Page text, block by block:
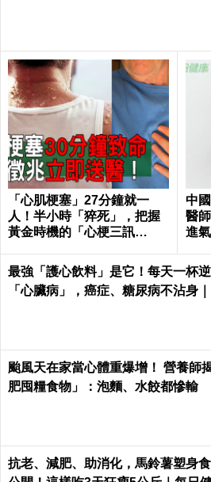
「心肌梗塞」27分鐘就一
人！半小時「猝死」，把握
黃金時機的「心梗三訊
中
醫
進
最強「護心飲料」是它！每天一杯
「心臟病」，癌症、糖尿病不沾身
颱風天在家當心體重爆增！ 營養師
肥囤糧食物」：泡麵、水餃都慘輸
抗老、減肥、助消化，馬鈴薯塑身